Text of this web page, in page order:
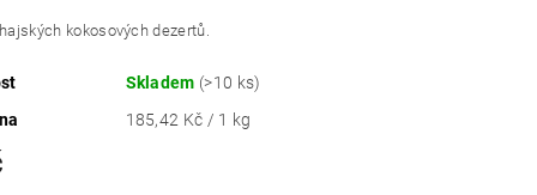
kokosových dezertů.
Skladem (>10 ks)
185,42 Kč / 1 kg